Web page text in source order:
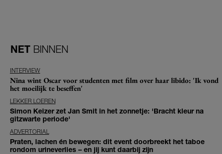
NET BINNEN
INTERVIEW
Nina wint Oscar voor studenten met film over haar libido: 'Ik vond
het moeilijk te beseffen'
LEKKER LOEREN
Simon Keizer zet Jan Smit in het zonnetje: 'Bracht kleur na
gitzwarte periode'
ADVERTORIAL
Praten, lachen én bewegen: dit event doorbreekt het taboe
rondom urineverlies – en jij kunt daarbij zijn